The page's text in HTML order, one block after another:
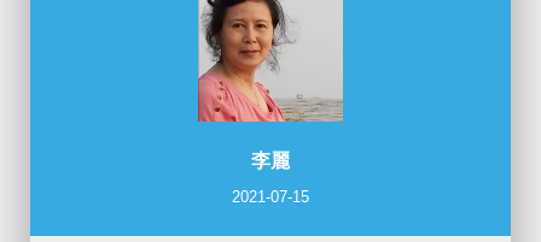
李麗
2021-07-15